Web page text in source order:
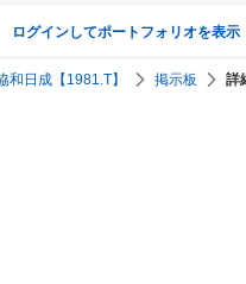
ログインしてポートフォリオを表示
和日成【1981.T】 掲示板 詳